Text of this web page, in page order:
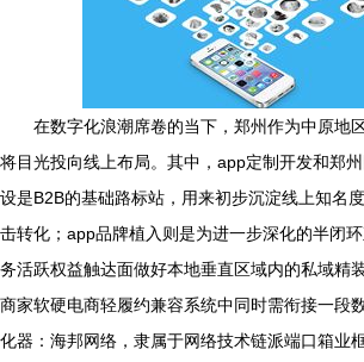
在数字化浪潮席卷的当下，郑州作为中原地
将目光投向线上布局。其中，app定制开发和郑
设是B2B的基础路标站，用来初步沉淀线上知名
击转化；app品牌植入则是为进一步深化的半闭
务活跃权益触达面做好本地垂直区域内的私域
商家软硬电商轻履约兼容系统中同时需衔接一段
化器：海邦网络，隶属于网络技术链派端口箱业